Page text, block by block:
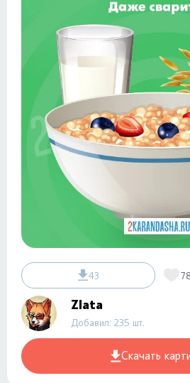
43
Zlata
Добавил: 235 шт.
Скачать